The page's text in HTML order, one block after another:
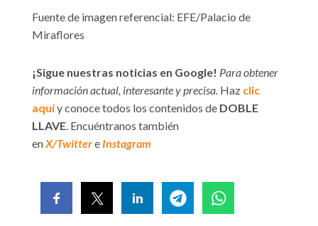
Fuente de imagen referencial: EFE/Palacio de
Miraflores
¡Sigue nuestras noticias en Google! Para obtener
información actual, interesante y precisa. Haz clic
aquíy conoce todos los contenidos de DOBLE
LLAVE. Encuéntranos también
enX/Twittere Instagram